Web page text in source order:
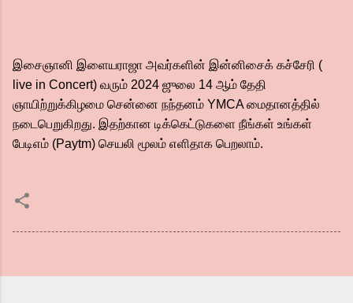
இசைஞானி இளையராஜா அவர்களின் இன்னிசைக் கச்சேரி (
live in Concert) வரும் 2024 ஜுலை 14 ஆம் தேதி
ஞாயிற்றுக்கிழமை சென்னை நந்தனம் YMCA மைதானத்தில்
நடைபெறுகிறது. இதற்கான டிக்கெட்டுகளை நீங்கள் உங்கள்
பேடிஎம் (Paytm) செயலி மூலம் எளிதாக பெறலாம்.